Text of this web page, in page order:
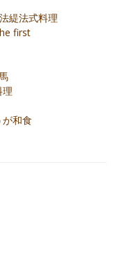
緹法式料理
first
和食